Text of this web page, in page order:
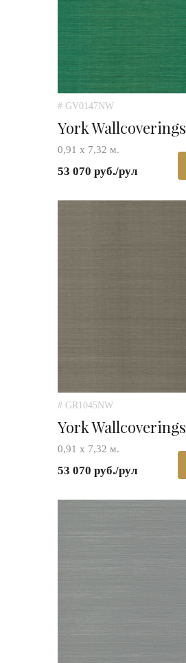
# GV0147NW
York Wallcoverings
0,91 х 7,32 м.
53 070 руб./рул
# GR1045NW
York Wallcoverings
0,91 х 7,32 м.
53 070 руб./рул